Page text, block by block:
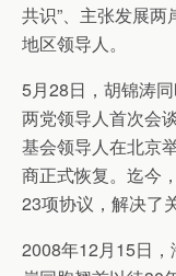
共识”、主张发展
地区领导人。
5月28日，胡锦涛
两党领导人首次会
基会领导人在北京
商正式恢复。迄今
23项协议，解决了
2008年12月15日